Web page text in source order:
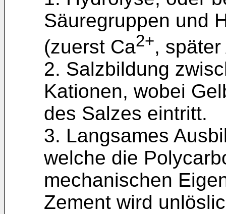
Säuregruppen und
(zuerst Ca2+, später
2. Salzbildung
Kationen, wobei
des Salzes eintritt.
3. Langsames
welche die
mechanischen
Zement wird